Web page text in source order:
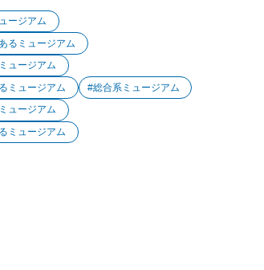
ージアム
るミュージアム
ュージアム
ミュージアム
総合系ミュージアム
ュージアム
ミュージアム